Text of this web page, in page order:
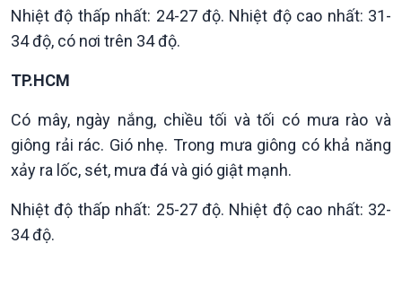
Văn hoá & Du lịch
Tin Văn hoá & Du lịch
Câu chuyện Thể thao
Multimedia
Nhiệt độ thấp nhất: 24-27 độ. Nhiệt độ cao nhất: 31-
34 độ, có nơi trên 34 độ.
TP.HCM
Có mây, ngày nắng, chiều tối và tối có mưa rào và
giông rải rác. Gió nhẹ. Trong mưa giông có khả năng
xảy ra lốc, sét, mưa đá và gió giật mạnh.
Nhiệt độ thấp nhất: 25-27 độ. Nhiệt độ cao nhất: 32-
34 độ.